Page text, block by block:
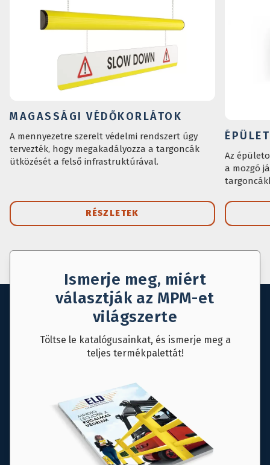
MAGASSÁGI VÉDŐKORLÁTOK
A mennyezetre szerelt védelmi rendszert úgy
tervezték, hogy megakadályozza a targoncák
ütközését a felső infrastruktúrával.
RÉSZLETEK
Az
a mozgó
Ismerje meg, miért
választják az MPM-et
világszerte
Töltse le katalógusainkat, és ismerje meg a
teljes termékpalettát!